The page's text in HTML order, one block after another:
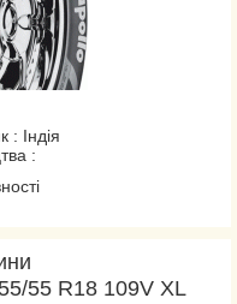
: Індія
:
55 R18 109V XL